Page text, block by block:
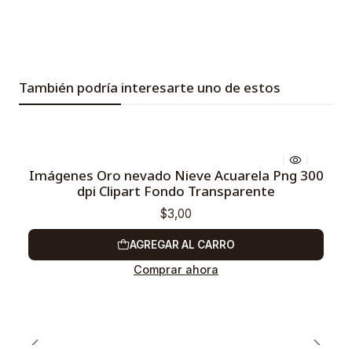
También podría interesarte uno de estos
Imágenes Oro nevado Nieve Acuarela Png 300
dpi Clipart Fondo Transparente
$3,00
AGREGAR AL CARRO
Comprar ahora